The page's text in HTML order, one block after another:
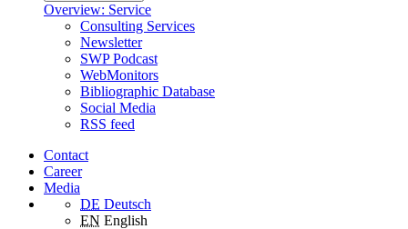
Overview: Service
Consulting Services
Newsletter
SWP Podcast
WebMonitors
Bibliographic Database
Social Media
RSS feed
Contact
Career
Media
DE Deutsch
EN English